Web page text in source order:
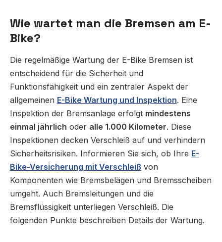
Wie wartet man die Bremsen am E-
Bike?
Die regelmäßige Wartung der E-Bike Bremsen ist
entscheidend für die Sicherheit und
Funktionsfähigkeit und ein zentraler Aspekt der
allgemeinen E-Bike Wartung und Inspektion. Eine
Inspektion der Bremsanlage erfolgt mindestens
einmal jährlich oder alle 1.000 Kilometer. Diese
Inspektionen decken Verschleiß auf und verhindern
Sicherheitsrisiken. Informieren Sie sich, ob Ihre E-
Bike-Versicherung mit Verschleiß von
Komponenten wie Bremsbelägen und Bremsscheiben
umgeht. Auch Bremsleitungen und die
Bremsflüssigkeit unterliegen Verschleiß. Die
folgenden Punkte beschreiben Details der Wartung.